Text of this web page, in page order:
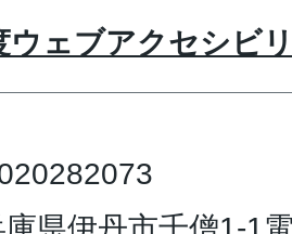
ウェブアクセシビ